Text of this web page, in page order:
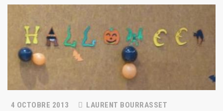
4 OCTOBRE 2013 LAURENT BOURRASSET